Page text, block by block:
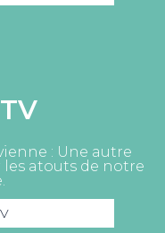
TV
: Une autre
atouts de notre